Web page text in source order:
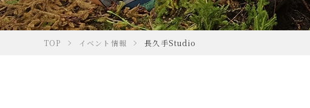
TOP イベント情報 長久手Studio